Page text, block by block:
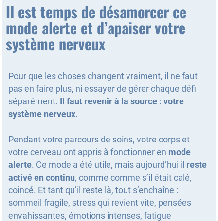
Il est temps de désamorcer ce
mode alerte et d’apaiser votre
système nerveux
Pour que les choses changent vraiment, il ne faut
pas en faire plus, ni essayer de gérer chaque défi
séparément. Il faut revenir à la source : votre
système nerveux.
Pendant votre parcours de soins, votre corps et
votre cerveau ont appris à fonctionner en mode
alerte. Ce mode a été utile, mais aujourd’hui il reste
activé en continu, comme comme s’il était calé,
coincé. Et tant qu’il reste là, tout s’enchaîne :
sommeil fragile, stress qui revient vite, pensées
envahissantes, émotions intenses, fatigue